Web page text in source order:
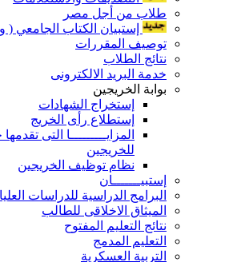
طلاب من أجل مصر
إستبيان الكتاب الجامعي (
توصيف المقررات
نتائج الطلاب
خدمة البريد الالكترونى
بوابة الخريجين
إستخراج الشهادات
إستطلاع رأى الخريج
المزايـــــــــا التى
للخريجين
نظام توظيف الخريجين
إستبيـــــــان
البرامج الدراسية للدراسات العليا
الميثاق الاخلاقى للطالب
نتائج التعليم المفتوح
التعليم المدمج
التربية العسكرية